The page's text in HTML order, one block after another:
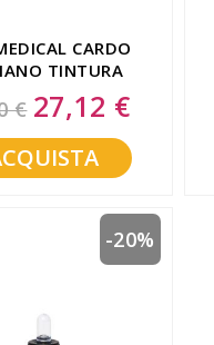
CARDO
TINTURA
200 ML BIO
€ Special
Price
27,12 €
-20%